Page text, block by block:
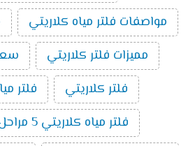
مواصفات فلتر مياه كلاريتي
مميزات فلتر كلاريتي
فلتر كلاريتي
فلتر
فلتر مياه كلاريتي 5 مراحل فلتريشن